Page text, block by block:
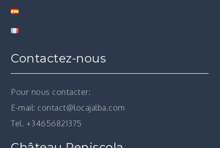
Contactez-nous
Pour nous contacter:
E-mail: contact@locajalba.com
Tel. +34656821375